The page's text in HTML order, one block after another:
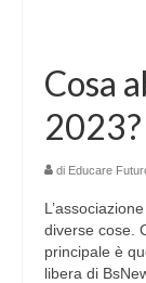
Cosa
2023?
di Educare
diverse cose.
principale è
libera di